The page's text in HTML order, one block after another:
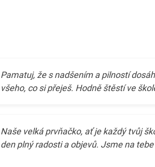
Pamatuj, že s nadšením a pilností
všeho, co si přeješ. Hodně štěstí ve
Naše velká prvňačko, ať je každý tvůj
den plný radosti a objevů. Jsme na